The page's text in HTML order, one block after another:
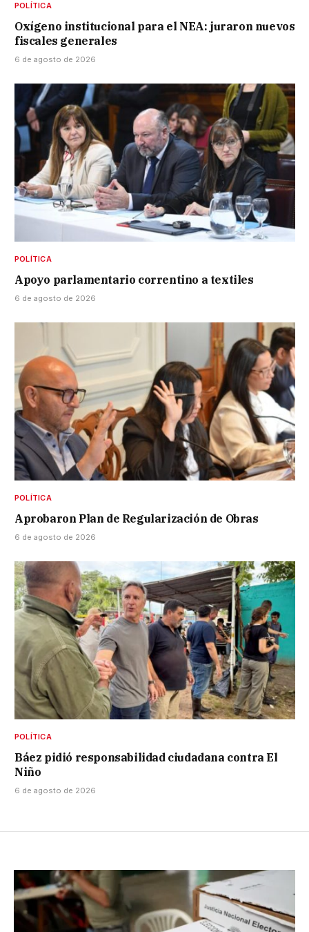
POLÍTICA
Oxígeno institucional para el NEA: juraron nuevos
fiscales generales
6 de agosto de 2026
POLÍTICA
Apoyo parlamentario correntino a textiles
6 de agosto de 2026
POLÍTICA
Aprobaron Plan de Regularización de Obras
6 de agosto de 2026
POLÍTICA
Báez pidió responsabilidad ciudadana contra El
Niño
6 de agosto de 2026